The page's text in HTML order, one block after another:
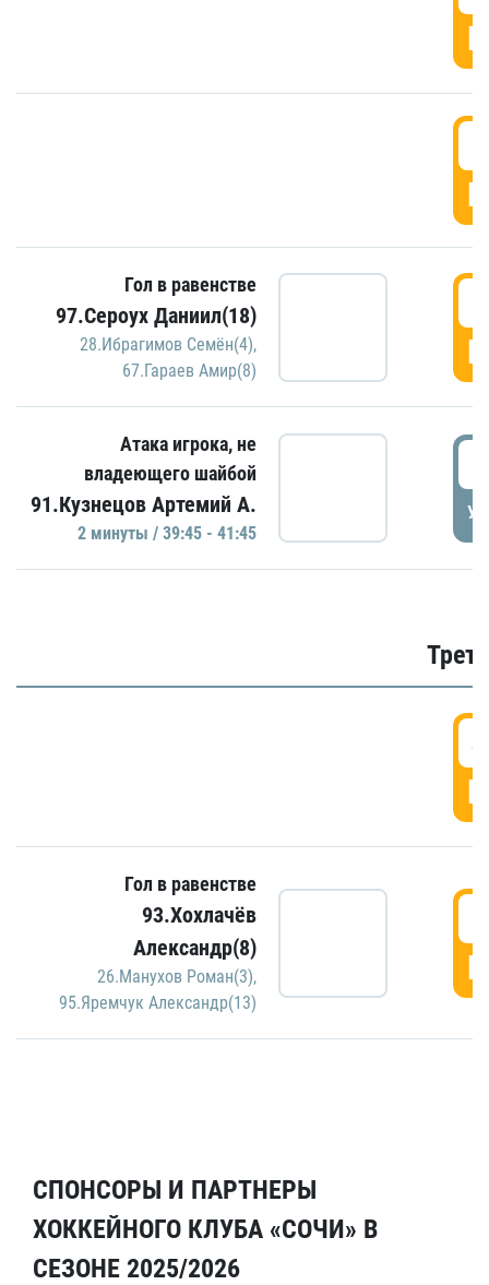
Гол в равенстве
97.Сероух Даниил(18)
28.Ибрагимов Семён(4),
67.Гараев Амир(8)
Атака игрока, не
владеющего шайбой
91.Кузнецов Артемий А.
2 минуты / 39:45 - 41:45
Гол в равенстве
93.Хохлачёв
Александр(8)
26.Манухов Роман(3),
95.Яремчук Александр(13)
СПОНСОРЫ И ПАРТНЕРЫ
ХОККЕЙНОГО КЛУБА «СОЧИ» В
СЕЗОНЕ 2025/2026